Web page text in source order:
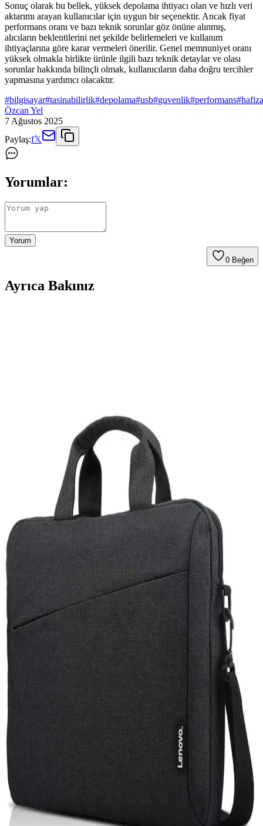
Sonuç olarak bu bellek, yüksek depolama ihtiyacı olan ve hızlı veri
aktarımı arayan kullanıcılar için uygun bir seçenektir. Ancak fiyat
performans oranı ve bazı teknik sorunlar göz önüne alınmış,
alıcıların beklentilerini net şekilde belirlemeleri ve kullanım
ihtiyaçlarına göre karar vermeleri önerilir. Genel memnuniyet oranı
yüksek olmakla birlikte ürünle ilgili bazı teknik detaylar ve olası
sorunlar hakkında bilinçli olmak, kullanıcıların daha doğru tercihler
yapmasına yardımcı olacaktır.
#bilgisayar#tasinabilirlik#depolama#usb#guvenlik#performans#hafiza
Özcan Yel
7 Ağustos 2025
Paylaş:f𝕏
Yorumlar:
Yorum
0 Beğen
Ayrıca Bakınız
USB Flash Sürücüleri ve Karşılaşılan Problemler
Hakkında Kapsamlı Bilgi
USB flash sürücüleri kullanırken yaşanan tanıma ve erişim
sorunlarının nedenleri ve çözümleri hakkında kapsamlı bilgi. Port
değişimi, disk yönetimi ve sürücü güncellemeleri gibi temel adımlar
Oyun Dizüstü Bilgisayarı Seçimi: Bütçe ve
Performansa Göre Modeller ve Öneriler
Oyun dizüstü bilgisayarı seçimi, bütçe ve performans beklentilerine
göre değişir. Acer, ASUS, Lenovo gibi markaların farklı
segmentlerdeki modelleri ve teknik özellikleri detaylıca inceleniyor.
Güncel Teknolojik Gelişmeler ve Windows
Güncellemelerinin Cihaz Performansına Etkisi
Güncellemeler, cihaz performansı ve güvenliği için kritik olup,
Windows sistemleri otomatik veya manuel güncelleme
seçenekleriyle kullanıcılara esneklik sunar.
iPhone 15 Pro ve Mac Entegrasyonu: Güncel
Teknolojide Yeni Bir Dönem
iPhone 15 Pro ve Mac'in entegre özellikleri, gelişmiş tasarım ve
performans ile kullanıcıların deneyimini artırıyor, ekosistem
avantajlarıyla günlük ve profesyonel kullanımda fark yaratıyor.
Acer Oyuncu Laptopları: Yüksek Performans ve
Dayanıklılık Sunan Modeller
Acer'ın oyuncu laptopları yüksek grafik gücü ve gelişmiş
donanımlarıyla öne çıkar. Predator serisi ile profesyonel kullanım ve
oyun performansı bir arada sunulur, uygun fiyat ve çeşitli modellerle
erişilebilirlik sağlar.